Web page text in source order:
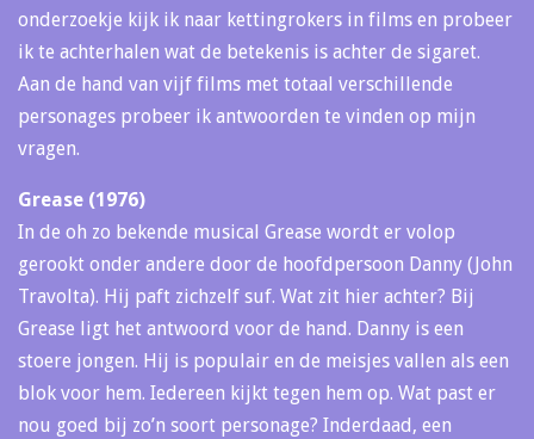
onderzoekje kijk ik naar kettingrokers in films en probeer
ik te achterhalen wat de betekenis is achter de sigaret.
Aan de hand van vijf films met totaal verschillende
personages probeer ik antwoorden te vinden op mijn
vragen.
Grease (1976)
In de oh zo bekende musical Grease wordt er volop
gerookt onder andere door de hoofdpersoon Danny (John
Travolta). Hij paft zichzelf suf. Wat zit hier achter? Bij
Grease ligt het antwoord voor de hand. Danny is een
stoere jongen. Hij is populair en de meisjes vallen als een
blok voor hem. Iedereen kijkt tegen hem op. Wat past er
nou goed bij zo’n soort personage? Inderdaad, een